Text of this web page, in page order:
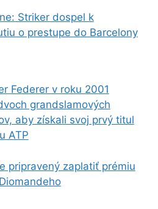
Striker dospel k
o prestupe do Barcelony
Federer v roku 2001
grandslamových
aby získali svoj prvý titul
ATP
pripravený zaplatiť prémiu